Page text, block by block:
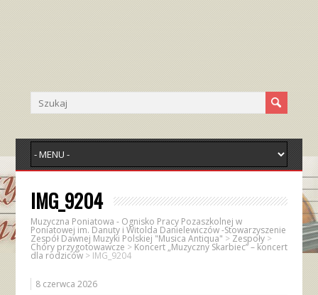
IMG_9204
Muzyczna Poniatowa - Ognisko Pracy Pozaszkolnej w
Poniatowej im. Danuty i Witolda Danielewiczów -Stowarzyszenie
Zespół Dawnej Muzyki Polskiej "Musica Antiqua" > Zespoły>
Chóry przygotowawcze > Koncert „Muzyczny Skarbiec” – koncert
dla rodziców> IMG_9204
8 czerwca 2026